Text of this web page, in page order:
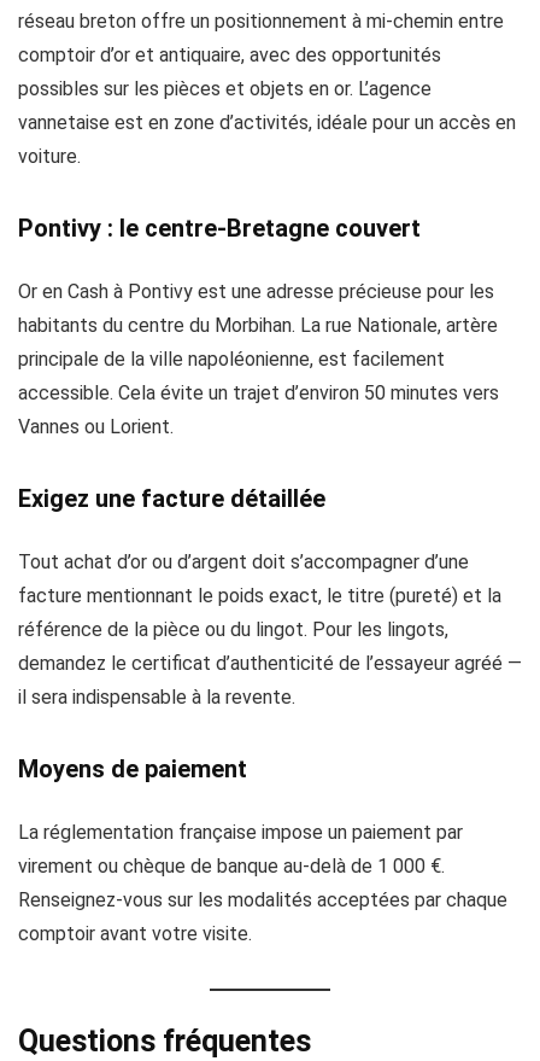
réseau breton offre un positionnement à mi-chemin entre
comptoir d’or et antiquaire, avec des opportunités
possibles sur les pièces et objets en or. L’agence
vannetaise est en zone d’activités, idéale pour un accès en
voiture.
Pontivy : le centre-Bretagne couvert
Or en Cash à Pontivy est une adresse précieuse pour les
habitants du centre du Morbihan. La rue Nationale, artère
principale de la ville napoléonienne, est facilement
accessible. Cela évite un trajet d’environ 50 minutes vers
Vannes ou Lorient.
Exigez une facture détaillée
Tout achat d’or ou d’argent doit s’accompagner d’une
facture mentionnant le poids exact, le titre (pureté) et la
référence de la pièce ou du lingot. Pour les lingots,
demandez le certificat d’authenticité de l’essayeur agréé —
il sera indispensable à la revente.
Moyens de paiement
La réglementation française impose un paiement par
virement ou chèque de banque au-delà de 1 000 €.
Renseignez-vous sur les modalités acceptées par chaque
comptoir avant votre visite.
Questions fréquentes